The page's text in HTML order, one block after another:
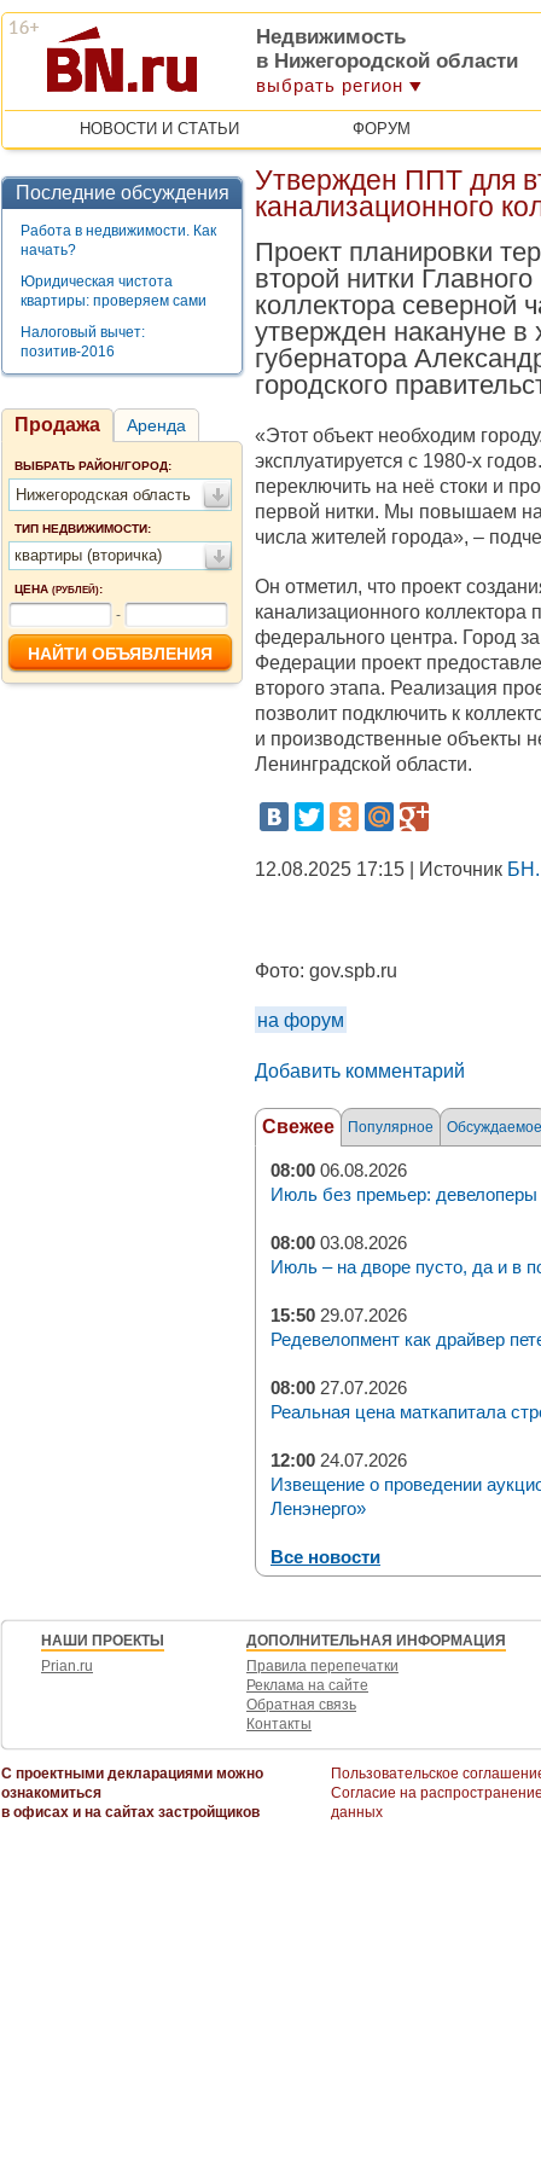
Недвижимость
в Нижегородской области
выбрать регион
НОВОСТИ И СТАТЬИ ФОРУМ
Последние обсуждения
Работа в недвижимости. Как
начать?
Юридическая чистота
квартиры: проверяем сами
Налоговый вычет:
позитив-2016
Продажа Аренда
ВЫБРАТЬ РАЙОН/ГОРОД:
Нижегородская область
ТИП НЕДВИЖИМОСТИ:
квартиры (вторичка)
ЦЕНА (РУБЛЕЙ):
-
Утвержден ППТ для
канализационного
Проект планировки
второй нитки
коллектора северной
утвержден накануне
губернатора
городского
«Этот объект необходим
эксплуатируется с 1980-х
переключить на неё стоки и
первой нитки. Мы повышаем
числа жителей города», –
Он отметил, что проект
канализационного
федерального центра. Город
Федерации проект
второго этапа. Реализация
позволит подключить к
и производственные объекты
Ленинградской области.
12.08.2025 17:15 | Источник
Фото: gov.spb.ru
на форум
Добавить комментарий
Свежее Популярное Обсуждаемое
08:00 06.08.2026
Июль без премьер: девелоперы
08:00 03.08.2026
Июль – на дворе пусто, да и в
15:50 29.07.2026
Редевелопмент как драйвер
08:00 27.07.2026
Реальная цена маткапитала
12:00 24.07.2026
Извещение о проведении
Ленэнерго»
Все новости
НАШИ ПРОЕКТЫ
Prian.ru
ДОПОЛНИТЕЛЬНАЯ ИНФОРМАЦИЯ
Правила перепечатки
Реклама на сайте
Обратная связь
Контакты
С проектными декларациями можно
ознакомиться
в офисах и на сайтах застройщиков
Пользовательское
Согласие на
данных